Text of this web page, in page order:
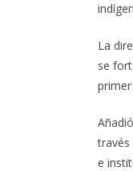
La
se
través
e